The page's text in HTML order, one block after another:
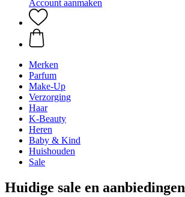
Account aanmaken
Merken
Parfum
Make-Up
Verzorging
Haar
K-Beauty
Heren
Baby & Kind
Huishouden
Sale
Huidige sale en aanbiedingen